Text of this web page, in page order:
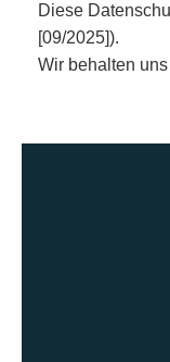
Diese
[09/2025]).
Wir behalten